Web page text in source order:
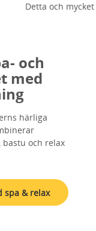
Detta och
och
med
härliga
och relax
spa & relax